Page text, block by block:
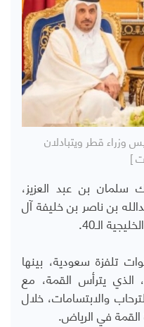
وزراء قطر ويتبادلان
]
سلمان بن عبد العزيز،
بن ناصر بن خليفة آل
الـ40.
تلفزة سعودية، بينها
الذي يترأس القمة، مع
والابتسامات، خلال
في الرياض.